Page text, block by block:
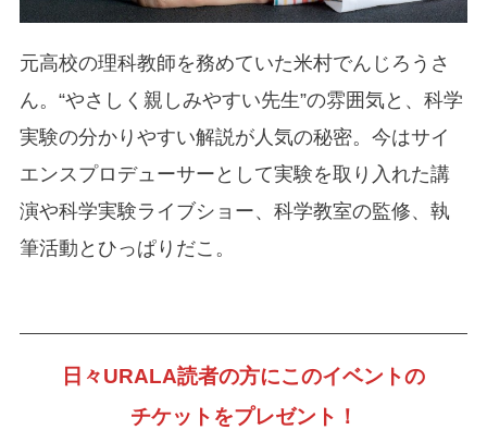
元高校の理科教師を務めていた米村でんじろうさ
ん。“やさしく親しみやすい先生”の雰囲気と、科学
実験の分かりやすい解説が人気の秘密。今はサイ
エンスプロデューサーとして実験を取り入れた講
演や科学実験ライブショー、科学教室の監修、執
筆活動とひっぱりだこ。
日々URALA読者の方にこのイベントの
チケットをプレゼント！